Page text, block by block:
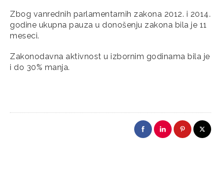
Zbog vanrednih parlamentarnih zakona 2012. i 2014.
godine ukupna pauza u donošenju zakona bila je 11
meseci.
Zakonodavna aktivnost u izbornim godinama bila je
i do 30% manja.